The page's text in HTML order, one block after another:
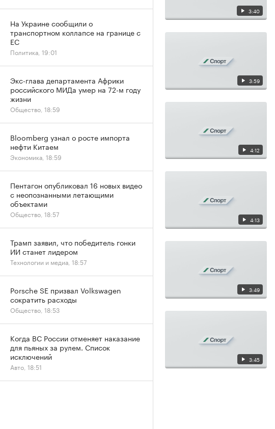
3:40
3:59
4:12
4:13
3:49
3:45
На Украине сообщили о
транспортном коллапсе на границе с
ЕС
Политика, 19:01
Экс-глава департамента Африки
российского МИДа умер на 72-м году
жизни
Общество, 18:59
Bloomberg узнал о росте импорта
нефти Китаем
Экономика, 18:59
Пентагон опубликовал 16 новых видео
с неопознанными летающими
объектами
Общество, 18:57
Трамп заявил, что победитель гонки
ИИ станет лидером
Технологии и медиа, 18:57
Porsche SE призвал Volkswagen
сократить расходы
Общество, 18:53
Когда ВС России отменяет наказание
для пьяных за рулем. Список
исключений
Авто, 18:51